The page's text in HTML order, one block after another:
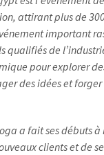
attirant plus de
important
qualifiés de
pour explorer
des idées et
a fait ses débuts à
clients et de